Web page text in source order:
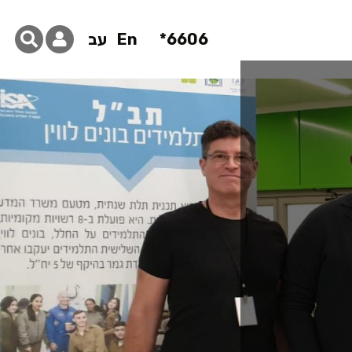
6606*
En עב